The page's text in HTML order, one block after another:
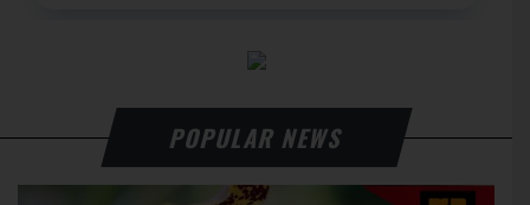
POPULAR NEWS